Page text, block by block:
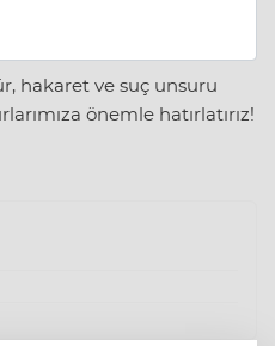
hakaret ve suç unsuru
önemle hatırlatırız!